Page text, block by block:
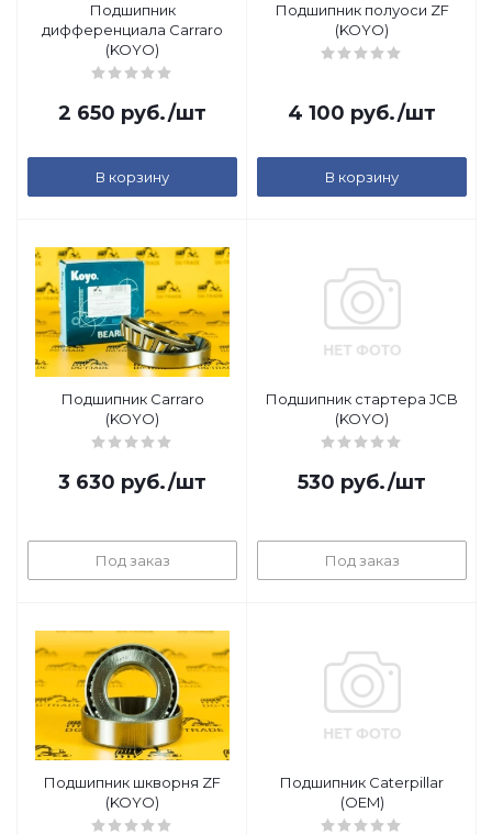
Подшипник
дифференциала Carraro
(KOYO)
2 650 руб./шт
В корзину
Подшипник полуоси ZF
(KOYO)
4 100 руб./шт
В корзину
Подшипник Carraro
(KOYO)
3 630 руб./шт
Под заказ
Подшипник стартера JCB
(KOYO)
530 руб./шт
Под заказ
Подшипник шкворня ZF
(KOYO)
Подшипник Caterpillar
(OEM)